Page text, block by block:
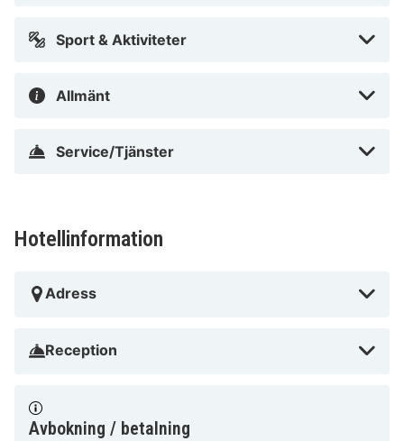
Sport & Aktiviteter
Allmänt
Service/Tjänster
Hotellinformation
Adress
Reception
Avbokning / betalning